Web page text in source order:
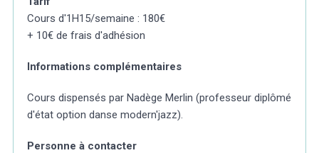
Cours d'1H15/semaine : 180€
+ 10€ de frais d'adhésion
Informations complémentaires
Cours dispensés par Nadège Merlin (professeur diplômé
d'état option danse modern'jazz).
Personne à contacter